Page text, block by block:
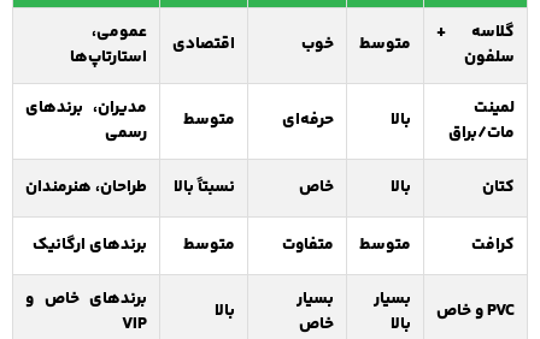
گلاسه +
سلفون
متوسط خوب اقتصادی
عمومی،
استارتاپ‌ها
لمینت
مات/براق
بالا حرفه‌ای متوسط
مدیران، برندهای
رسمی
کتان بالا خاص نسبتاً بالا طراحان، هنرمندان
کرافت متوسط متفاوت متوسط برندهای ارگانیک
PVC و خاص
بسیار
بالا
بسیار
خاص
بالا
برندهای خاص و
VIP